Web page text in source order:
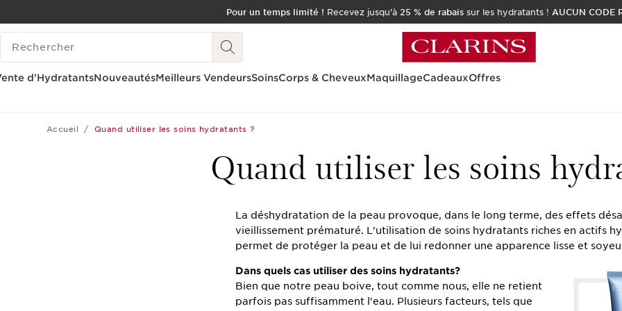
ALLER AU CONTENU
CONSULTER LE PIED DE PAGE
OUTIL D'ACCESSIBILITÉ
Pour un temps limité ! Recevez jusqu'à 25 % de rabais sur les hydratants ! AUCUN CODE
HISTORIQUE DES RECHERCHES
d'HydratantsNouveautésMeilleurs VendeursSoinsCorps & CheveuxMaquillageCadeauxOffres
Accueil Quand utiliser les soins hydratants ?
Quand utiliser les soins
La déshydratation de la peau provoque, dans le long terme, des effets
vieillissement prématuré. L'utilisation de soins hydratants riches en actifs
permet de protéger la peau et de lui redonner une apparence lisse et
Dans quels cas utiliser des soins hydratants?
Bien que notre peau boive, tout comme nous, elle ne retient
parfois pas suffisamment l'eau. Plusieurs facteurs, tels que